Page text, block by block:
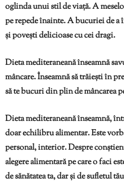
oglinda unui stil de viață. A
pe repede înainte. A bucuriei de a
și povești delicioase cu cei dragi.
Dieta mediteraneană înseamnă
mâncare. Înseamnă să trăiești în
să te bucuri din plin de mâncarea
Dieta mediteraneană înseamnă,
doar echilibru alimentar. Este
personal, interior. Despre
alegere alimentară pe care o faci
de sănătatea ta, dar și de sufletul